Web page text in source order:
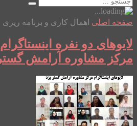
صفحه اصلی اهمال کاری و برنامه ریزی
لایوهای دو نفره
مرکز مشاوره آرامش